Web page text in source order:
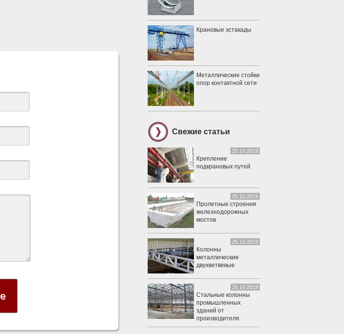
Крановые эстакады
Металлические стойки
опор контактной сети
Свежие статьи
25.10.2019
Крепление
подкрановых путей
25.10.2019
Пролетные строения
железнодорожных
мостов
25.10.2019
Колонны
металлические
двухветвевые
25.10.2019
Стальные колонны
промышленных
зданий от
производителя